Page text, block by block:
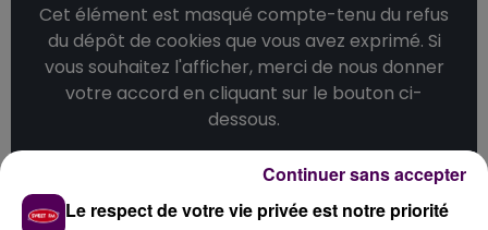
Cet élément est masqué compte-tenu du refus
du dépôt de cookies que vous avez exprimé. Si
vous souhaitez l'afficher, merci de nous donner
votre accord en cliquant sur le bouton ci-
dessous.
Afficher l'élément
Le respect de votre vie privée est notre priorité
Continuer sans accepter